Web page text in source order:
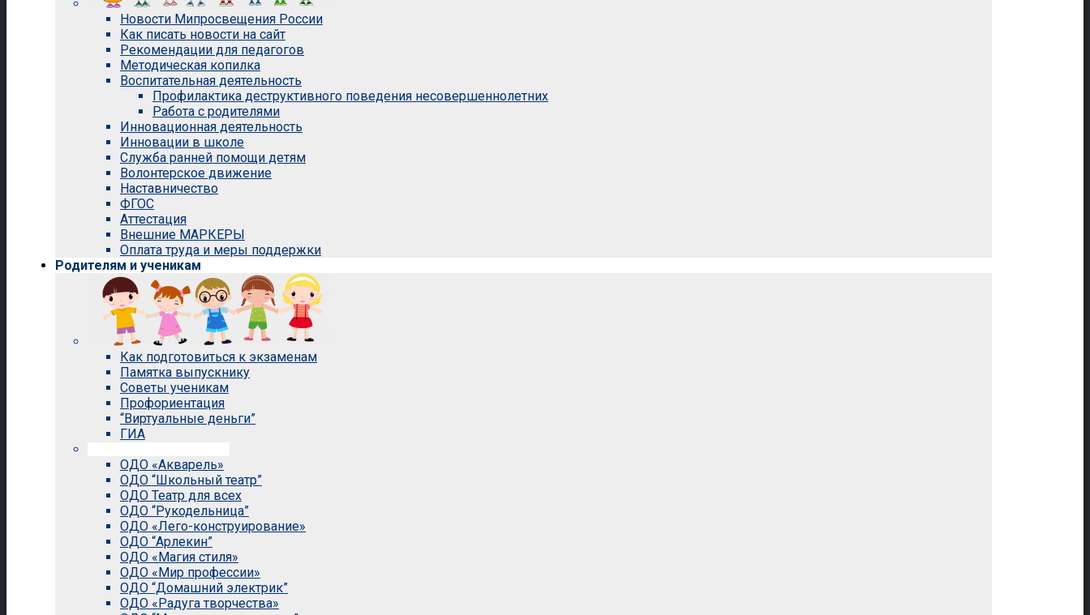
Новости Мипросвещения России
Как писать новости на сайт
Рекомендации для педагогов
Методическая копилка
Воспитательная деятельность
Профилактика деструктивного поведения несовершеннолетних
Работа с родителями
Инновационная деятельность
Инновации в школе
Служба ранней помощи детям
Волонтерское движение
Наставничество
ФГОС
Аттестация
Внешние МАРКЕРЫ
Оплата труда и меры поддержки
Родителям и ученикам
Как подготовиться к экзаменам
Памятка выпускнику
Советы ученикам
Профориентация
“Виртуальные деньги”
ГИА
ОДО «Акварель»
ОДО “Школьный театр”
ОДО Театр для всех
ОДО “Рукодельница”
ОДО «Лего-конструирование»
ОДО “Арлекин”
ОДО «Магия стиля»
ОДО «Мир профессии»
ОДО “Домашний электрик”
ОДО «Радуга творчества»